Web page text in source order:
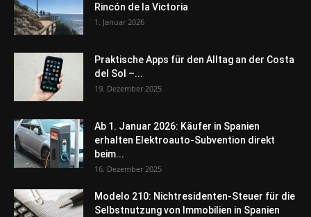
Rincón de la Victoria
1. Januar 2026
Praktische Apps für den Alltag an der Costa
del Sol –...
19. Dezember 2025
Ab 1. Januar 2026: Käufer in Spanien
erhalten Elektroauto-Subvention direkt
beim...
16. Dezember 2025
Modelo 210: Nichtresidenten-Steuer für die
Selbstnutzung von Immobilien in Spanien